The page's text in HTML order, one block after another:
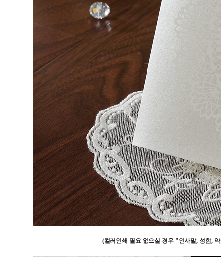
(컬러인쇄 필요 없으실 경우 "인사말, 성함,